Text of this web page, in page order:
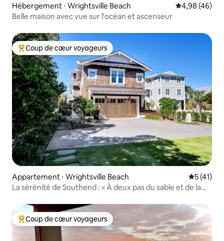
Hébergement ⋅ Wrightsville Beach Évaluation
4,98 (46)
Belle maison avec vue sur l'océan et ascenseur
Coups de cœur voyageurs les plus appréciés
Coup de cœur voyageurs
Appartement ⋅ Wrightsville Beach
5 (41)
La sérénité de Southend : « À deux pas du sable et de la
Coups de cœur voyageurs les plus appréciés
Coup de cœur voyageurs